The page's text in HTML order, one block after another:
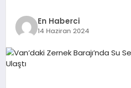
DÜNYA
EKONOMI
En Haberci
14 Haziran 2024